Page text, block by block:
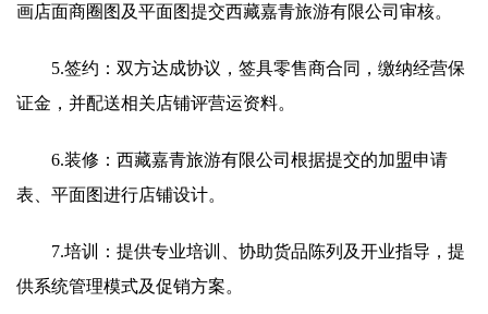
画店面商圈图及平面图提交西藏嘉青旅游有限公司审核。
5.签约：双方达成协议，签具零售商合同，缴纳经营保
证金，并配送相关店铺评营运资料。
6.装修：西藏嘉青旅游有限公司根据提交的加盟申请
表、平面图进行店铺设计。
7.培训：提供专业培训、协助货品陈列及开业指导，提
供系统管理模式及促销方案。